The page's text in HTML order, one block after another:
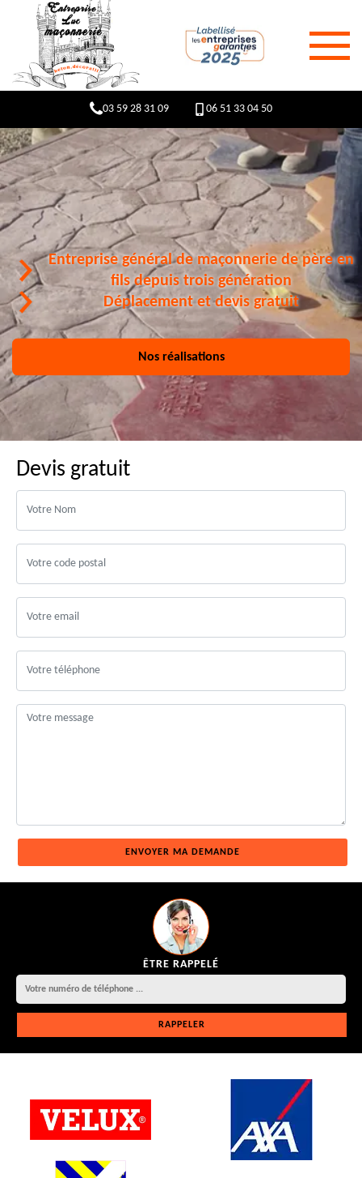
03 59 28 31 09 06 51 33 04 50
Entreprise général de maçonnerie de père en
fils depuis trois génération
Déplacement et devis gratuit
Nos réalisations
Devis gratuit
ÊTRE RAPPELÉ